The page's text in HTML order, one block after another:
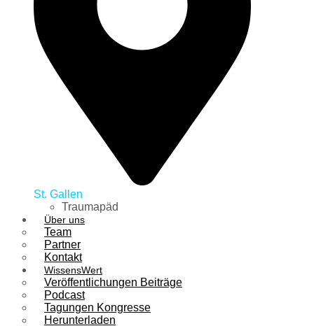
St. Gallen
Traumapäd
Über uns
Team
Partner
Kontakt
WissensWert
Veröffentlichungen Beiträge
Podcast
Tagungen Kongresse
Herunterladen